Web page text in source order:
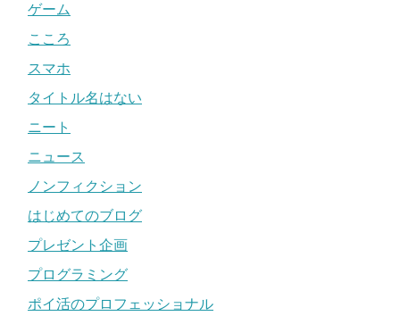
ゲーム
こころ
スマホ
タイトル名はない
ニート
ニュース
ノンフィクション
はじめてのブログ
プレゼント企画
プログラミング
ポイ活のプロフェッショナル